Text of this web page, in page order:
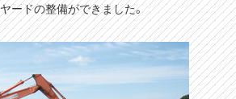
ードの整備ができました。